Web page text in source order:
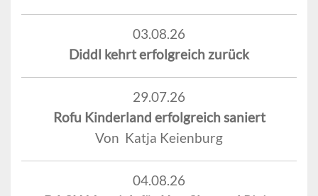
03.08.26
Diddl kehrt erfolgreich zurück
29.07.26
Rofu Kinderland erfolgreich saniert
Von Katja Keienburg
04.08.26